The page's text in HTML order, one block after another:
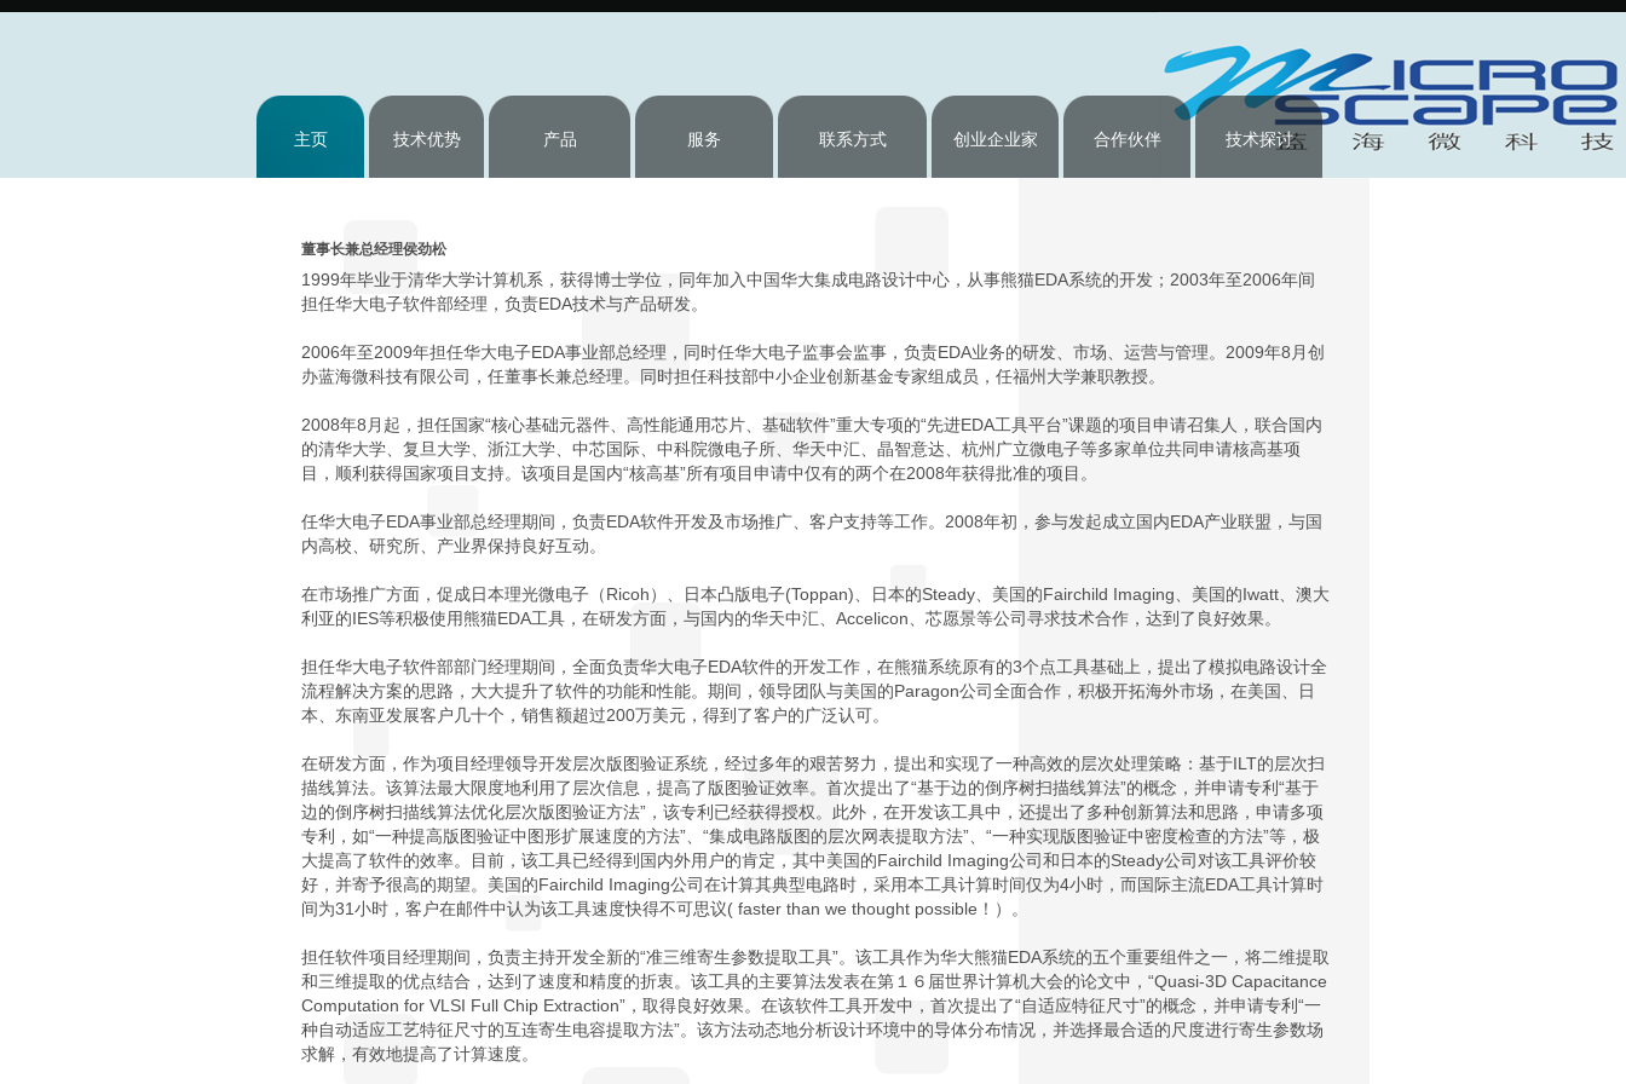
主页 技术优势 产品 服务 联系方式 创业企业家 合作伙伴 技术探讨
董事长兼总经理侯劲松
1999年毕业于清华大学计算机系，获得博士学位，同年加入中国华大集成电路设计中心，从事熊猫EDA系统的开发；2003年至2006年间
担任华大电子软件部经理，负责EDA技术与产品研发。
2006年至2009年担任华大电子EDA事业部总经理，同时任华大电子监事会监事，负责EDA业务的研发、市场、运营与管理。2009年8月创
办蓝海微科技有限公司，任董事长兼总经理。同时担任科技部中小企业创新基金专家组成员，任福州大学兼职教授。
2008年8月起，担任国家“核心基础元器件、高性能通用芯片、基础软件”重大专项的“先进EDA工具平台”课题的项目申请召集人，联合国内
的清华大学、复旦大学、浙江大学、中芯国际、中科院微电子所、华天中汇、晶智意达、杭州广立微电子等多家单位共同申请核高基项
目，顺利获得国家项目支持。该项目是国内“核高基”所有项目申请中仅有的两个在2008年获得批准的项目。
任华大电子EDA事业部总经理期间，负责EDA软件开发及市场推广、客户支持等工作。2008年初，参与发起成立国内EDA产业联盟，与国
内高校、研究所、产业界保持良好互动。
在市场推广方面，促成日本理光微电子（Ricoh）、日本凸版电子(Toppan)、日本的Steady、美国的Fairchild Imaging、美国的Iwatt、澳大
利亚的IES等积极使用熊猫EDA工具，在研发方面，与国内的华天中汇、Accelicon、芯愿景等公司寻求技术合作，达到了良好效果。
担任华大电子软件部部门经理期间，全面负责华大电子EDA软件的开发工作，在熊猫系统原有的3个点工具基础上，提出了模拟电路设计全
流程解决方案的思路，大大提升了软件的功能和性能。期间，领导团队与美国的Paragon公司全面合作，积极开拓海外市场，在美国、日
本、东南亚发展客户几十个，销售额超过200万美元，得到了客户的广泛认可。
在研发方面，作为项目经理领导开发层次版图验证系统，经过多年的艰苦努力，提出和实现了一种高效的层次处理策略：基于ILT的层次扫
描线算法。该算法最大限度地利用了层次信息，提高了版图验证效率。首次提出了“基于边的倒序树扫描线算法”的概念，并申请专利“基于
边的倒序树扫描线算法优化层次版图验证方法”，该专利已经获得授权。此外，在开发该工具中，还提出了多种创新算法和思路，申请多项
专利，如“一种提高版图验证中图形扩展速度的方法”、“集成电路版图的层次网表提取方法”、“一种实现版图验证中密度检查的方法”等，极
大提高了软件的效率。目前，该工具已经得到国内外用户的肯定，其中美国的Fairchild Imaging公司和日本的Steady公司对该工具评价较
好，并寄予很高的期望。美国的Fairchild Imaging公司在计算其典型电路时，采用本工具计算时间仅为4小时，而国际主流EDA工具计算时
间为31小时，客户在邮件中认为该工具速度快得不可思议( faster than we thought possible！）。
担任软件项目经理期间，负责主持开发全新的“准三维寄生参数提取工具”。该工具作为华大熊猫EDA系统的五个重要组件之一，将二维提取
和三维提取的优点结合，达到了速度和精度的折衷。该工具的主要算法发表在第１６届世界计算机大会的论文中，“Quasi-3D Capacitance
Computation for VLSI Full Chip Extraction”，取得良好效果。在该软件工具开发中，首次提出了“自适应特征尺寸”的概念，并申请专利“一
种自动适应工艺特征尺寸的互连寄生电容提取方法”。该方法动态地分析设计环境中的导体分布情况，并选择最合适的尺度进行寄生参数场
求解，有效地提高了计算速度。